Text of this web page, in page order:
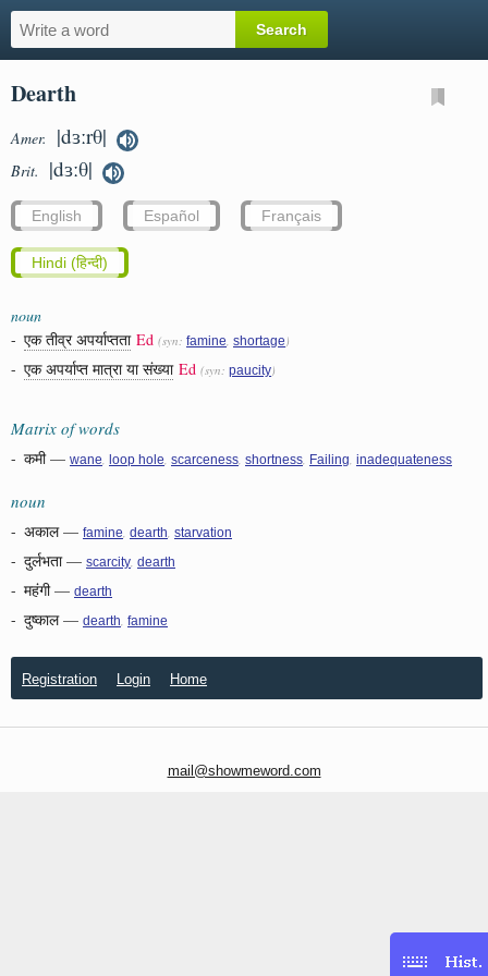
Dearth
Amer. |dɜːrθ|
Brit. |dɜːθ|
English Español Français
Hindi (हिन्दी)
noun
- एक तीव्र अपर्याप्तता Ed (syn: famine shortage )
- एक अपर्याप्त मात्रा या संख्या Ed (syn: paucity)
Matrix of words
- कमी— wane loop hole scarceness shortness Failing inadequateness
noun
- अकाल— famine dearth starvation
- दुर्लभता— scarcity dearth
- महंगी— dearth
- दुष्काल— dearth famine
Registration Login Home
mail@showmeword.com